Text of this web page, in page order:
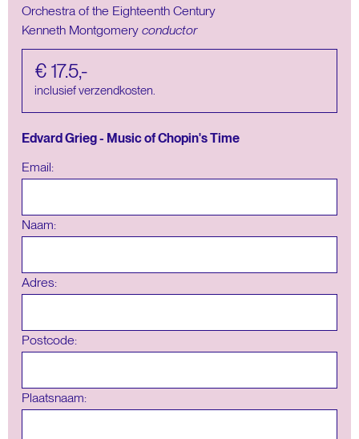
Orchestra of the Eighteenth Century
Kenneth Montgomery conductor
€ 17.5,-
inclusief verzendkosten.
Edvard Grieg - Music of Chopin's Time
Email:
Naam:
Adres:
Postcode:
Plaatsnaam: